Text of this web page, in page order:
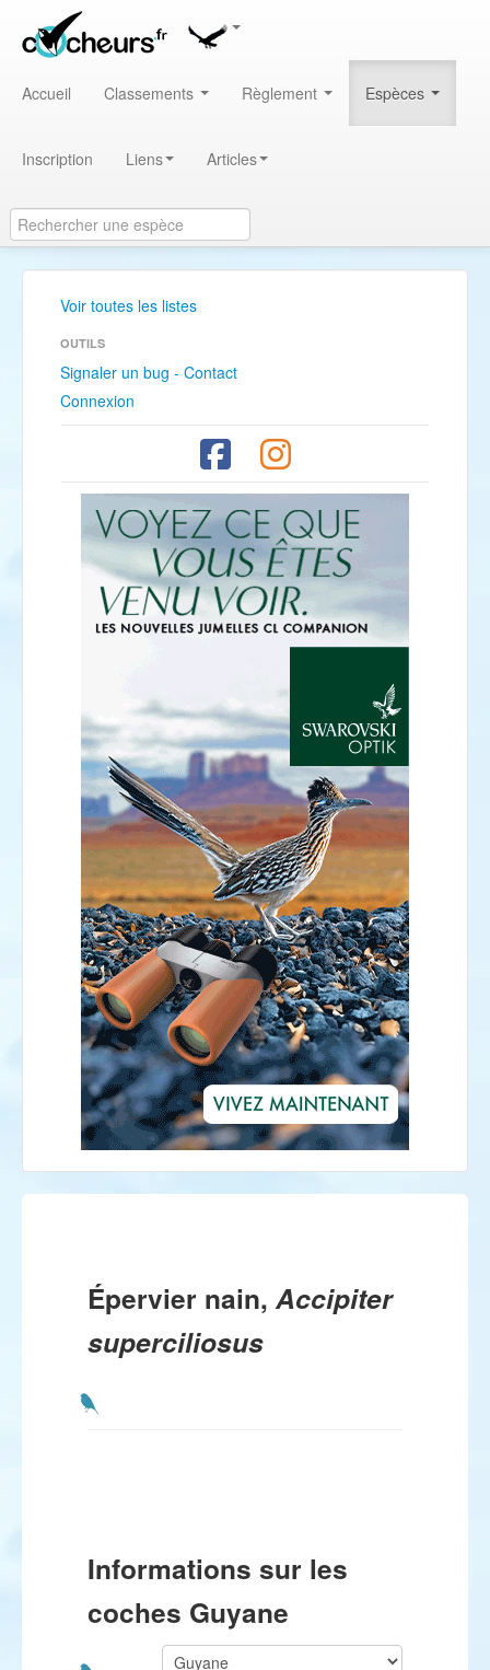
Accueil Classements Règlement Espèces
Inscription Liens Articles
Voir toutes les listes
OUTILS
Signaler un bug - Contact
Connexion
Épervier nain, Accipiter
superciliosus
Informations sur les
coches Guyane